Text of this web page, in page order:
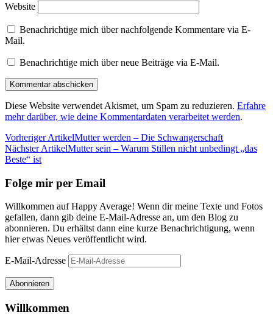
Website
Benachrichtige mich über nachfolgende Kommentare via E-
Mail.
Benachrichtige mich über neue Beiträge via E-Mail.
Diese Website verwendet Akismet, um Spam zu reduzieren. Erfahre
mehr darüber, wie deine Kommentardaten verarbeitet werden.
Vorheriger ArtikelMutter werden – Die Schwangerschaft
Nächster ArtikelMutter sein – Warum Stillen nicht unbedingt „das
Beste“ ist
Folge mir per Email
Willkommen auf Happy Average! Wenn dir meine Texte und Fotos
gefallen, dann gib deine E-Mail-Adresse an, um den Blog zu
abonnieren. Du erhältst dann eine kurze Benachrichtigung, wenn
hier etwas Neues veröffentlicht wird.
E-Mail-Adresse
Abonnieren
Willkommen